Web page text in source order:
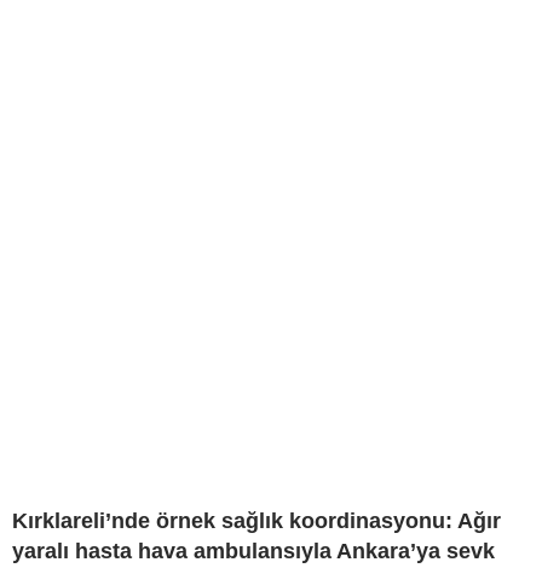
Kırklareli’nde örnek sağlık koordinasyonu: Ağır
yaralı hasta hava ambulansıyla Ankara’ya sevk